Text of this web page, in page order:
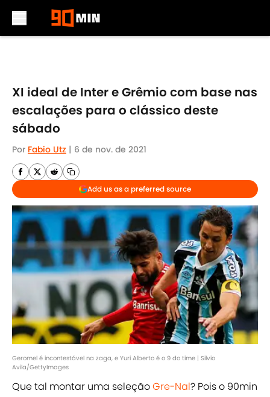
XI ideal de Inter e Grêmio com base nas
escalações para o clássico deste
sábado
Por Fabio Utz | 6 de nov. de 2021
Add us as a preferred source
Geromel é incontestável na zaga, e Yuri Alberto é o 9 do time | Silvio
Avila/GettyImages
Que tal montar uma seleçãoGre-Nal? Pois o 90min